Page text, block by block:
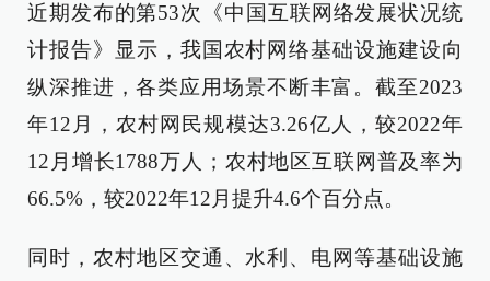
近期发布的第53次《中国互联网络发展状况统
计报告》显示，我国农村网络基础设施建设向
纵深推进，各类应用场景不断丰富。截至2023
年12月，农村网民规模达3.26亿人，较2022年
12月增长1788万人；农村地区互联网普及率为
66.5%，较2022年12月提升4.6个百分点。
同时，农村地区交通、水利、电网等基础设施